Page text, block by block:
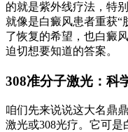
的就是紫外线疗法，特
就像是白癜风患者重获“
了恢复的希望，也白癜
迫切想要知道的答案。
308准分子激光：科
咱们先来说说这大名鼎
激光或308光疗。它可是